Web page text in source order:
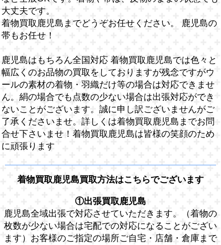
大丈夫です。
着物買取鹿児島までどうぞお任せください。 鹿児島の
帯もお任せ！
鹿児島はもちろん全国対応 着物買取鹿児島では色々と
幅広くのお品物の買取をしておりますが残念ですがウ
ールの素材の着物・羽織だけ等の場合は対応できませ
ん。絹の場合でも点数の少ない場合は出張対応ができ
ないことがございます。誠に申し訳ございませんがご
了承くださいませ。詳しくは着物買取鹿児島までお問
合せ下さいませ！着物買取鹿児島は皆様の笑顔のため
に頑張ります
着物買取鹿児島買取方法はこちらでございます
①出張買取鹿児島
鹿児島全域出張で対応させていただきます。（着物の
枚数が少ない場合は宅配での対応になることがござい
ます）お客様のご指定の場所ご自宅・店舗・倉庫まで